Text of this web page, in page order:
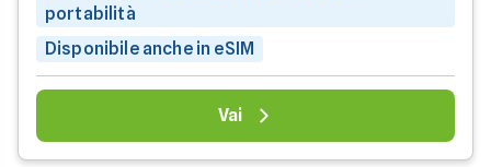
portabilità
Disponibile anche in eSIM
Vai